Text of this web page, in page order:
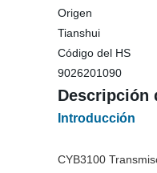
Origen
Tianshui
Código del HS
9026201090
Descripción
Introducción
CYB3100